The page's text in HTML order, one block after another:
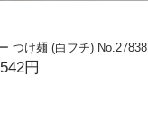
つけ麺 (白フチ) No.27838
円